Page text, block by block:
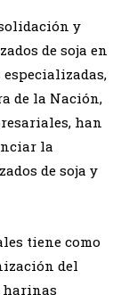
y
de soja en
de la Nación,
han
la
de soja y
tiene como
del
harinas